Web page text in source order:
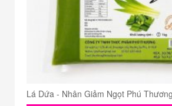
Lá Dứa - Nhân Giảm Ngọt Phú